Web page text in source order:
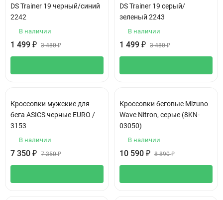
DS Trainer 19 черный/синий
2242
В наличии
1 499 ₽ 3 480₽
DS Trainer 19 серый/
зеленый 2243
В наличии
1 499 ₽ 3 480₽
Кроссовки мужские для
бега ASICS черные EURO /
3153
В наличии
7 350 ₽ 7 350₽
Кроссовки беговые Mizuno
Wave Nitron, серые (8KN-
03050)
В наличии
10 590 ₽ 8 890₽